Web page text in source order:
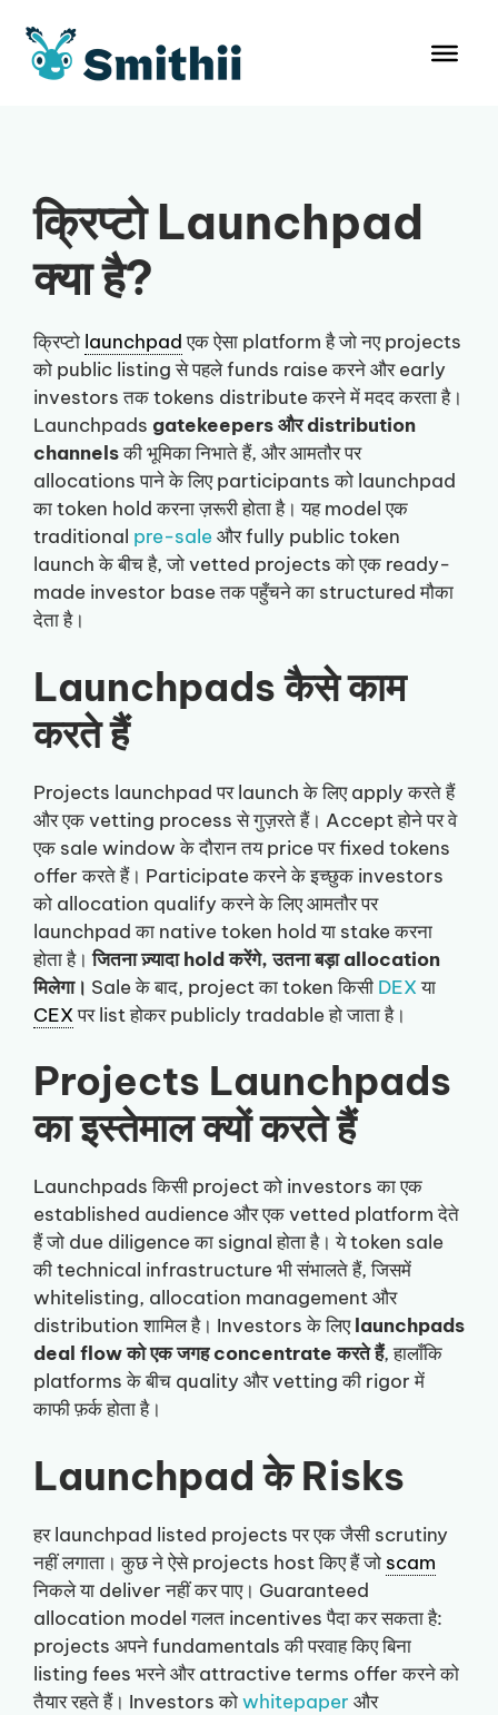
content
क्रिप्टो Launchpad
क्या है?
क्रिप्टो launchpadएक ऐसा platform है जो नए projects
को public listing से पहले funds raise करने और early
investors तक tokens distribute करने में मदद करता है।
Launchpads gatekeepers और distribution
channelsकी भूमिका निभाते हैं, और आमतौर पर
allocations पाने के लिए participants को launchpad
का token hold करना ज़रूरी होता है। यह model एक
traditional pre-saleऔर fully public token
launch के बीच है, जो vetted projects को एक ready-
made investor base तक पहुँचने का structured मौका
देता है।
Launchpads कैसे काम
करते हैं
Projects launchpad पर launch के लिए apply करते हैं
और एक vetting process से गुज़रते हैं। Accept होने पर वे
एक sale window के दौरान तय price पर fixed tokens
offer करते हैं। Participate करने के इच्छुक investors
को allocation qualify करने के लिए आमतौर पर
launchpad का native token hold या stake करना
होता है।जितना ज़्यादा hold करेंगे, उतना बड़ा allocation
मिलेगा। Sale के बाद, project का token किसी DEXया
CEXपर list होकर publicly tradable हो जाता है।
Projects Launchpads
का इस्तेमाल क्यों करते हैं
Launchpads किसी project को investors का एक
established audience और एक vetted platform देते
हैं जो due diligence का signal होता है। ये token sale
की technical infrastructure भी संभालते हैं, जिसमें
whitelisting, allocation management और
distribution शामिल है। Investors के लिएlaunchpads
deal flow को एक जगह concentrate करते हैं, हालाँकि
platforms के बीच quality और vetting की rigor में
काफी फ़र्क होता है।
Launchpad के Risks
हर launchpad listed projects पर एक जैसी scrutiny
नहीं लगाता। कुछ ने ऐसे projects host किए हैं जो scam
निकले या deliver नहीं कर पाए। Guaranteed
allocation model गलत incentives पैदा कर सकता है:
projects अपने fundamentals की परवाह किए बिना
listing fees भरने और attractive terms offer करने को
तैयार रहते हैं। Investors कोwhitepaper और